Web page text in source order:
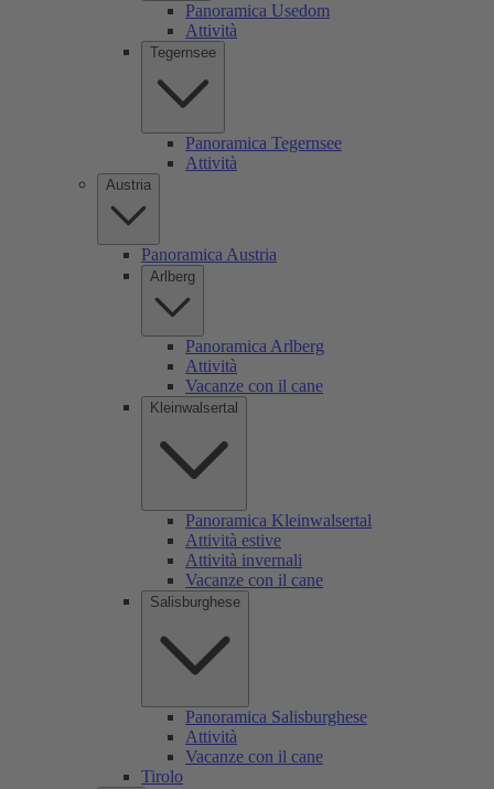
Panoramica Usedom
Attività
Tegernsee
Panoramica Tegernsee
Attività
Austria
Panoramica Austria
Arlberg
Panoramica Arlberg
Attività
Vacanze con il cane
Kleinwalsertal
Panoramica Kleinwalsertal
Attività estive
Attività invernali
Vacanze con il cane
Salisburghese
Panoramica Salisburghese
Attività
Vacanze con il cane
Tirolo